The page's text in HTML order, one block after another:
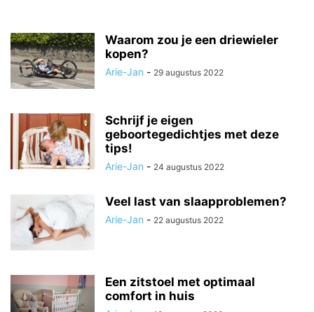
Waarom zou je een driewieler
kopen?
Arie-Jan - 29 augustus 2022
Schrijf je eigen
geboortegedichtjes met deze
tips!
Arie-Jan - 24 augustus 2022
Veel last van slaapproblemen?
Arie-Jan - 22 augustus 2022
Een zitstoel met optimaal
comfort in huis